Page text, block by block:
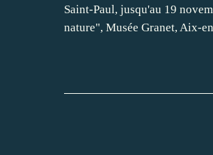
Saint-Paul, jusqu'au 19
nature", Musée Granet, Aix-